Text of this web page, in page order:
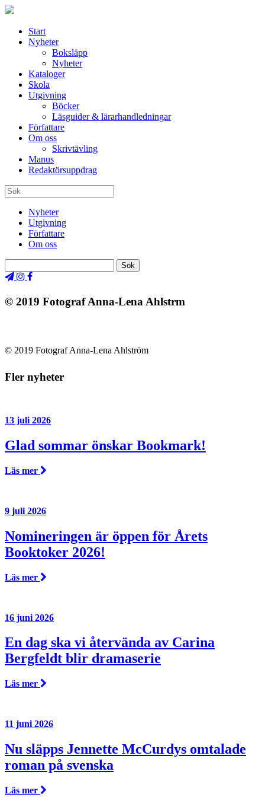
Start
Nyheter
Boksläpp
Nyheter
Kataloger
Skola
Utgivning
Böcker
Läsguider & lärarhandledningar
Författare
Om oss
Skrivtävling
Manus
Redaktörsuppdrag
Nyheter
Utgivning
Författare
Om oss
© 2019 Fotograf Anna-Lena Ahlstrm
© 2019 Fotograf Anna-Lena Ahlström
Fler nyheter
13 juli 2026
Glad sommar önskar Bookmark!
Läs mer
9 juli 2026
Nomineringen är öppen för Årets
Booktoker 2026!
Läs mer
16 juni 2026
En dag ska vi återvända av Carina
Bergfeldt blir dramaserie
Läs mer
11 juni 2026
Nu släpps Jennette McCurdys omtalade
roman på svenska
Läs mer